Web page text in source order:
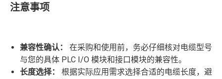
注意事项
兼容性确认：
在采购和使用前，务必仔细核对电缆型号
与您的具体 PLC I/O 模块和接口模块的兼容性。
长度选择：
根据实际应用需求选择合适的电缆长度，避